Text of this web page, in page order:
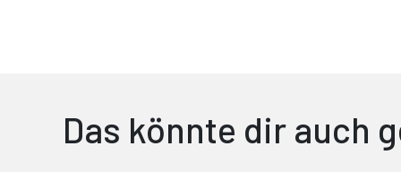
Das könnte dir auch